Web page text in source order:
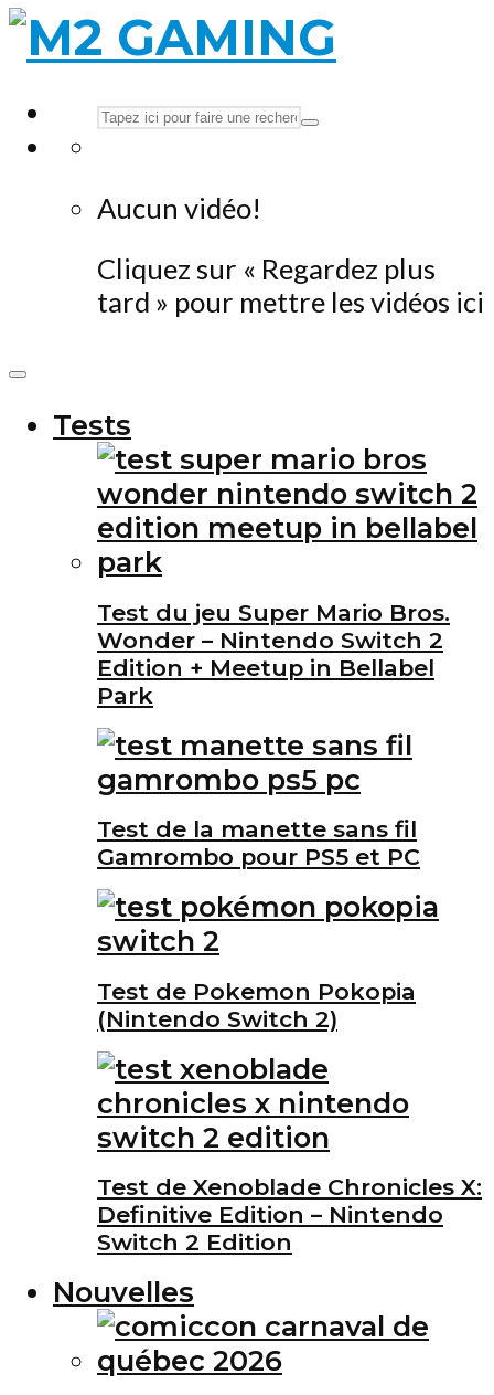
Aucun vidéo!
Cliquez sur « Regardez plus
tard » pour mettre les vidéos ici
Tests
Test du jeu Super Mario Bros.
Wonder – Nintendo Switch 2
Edition + Meetup in Bellabel
Park
Test de la manette sans fil
Gamrombo pour PS5 et PC
Test de Pokemon Pokopia
(Nintendo Switch 2)
Test de Xenoblade Chronicles X:
Definitive Edition – Nintendo
Switch 2 Edition
Nouvelles